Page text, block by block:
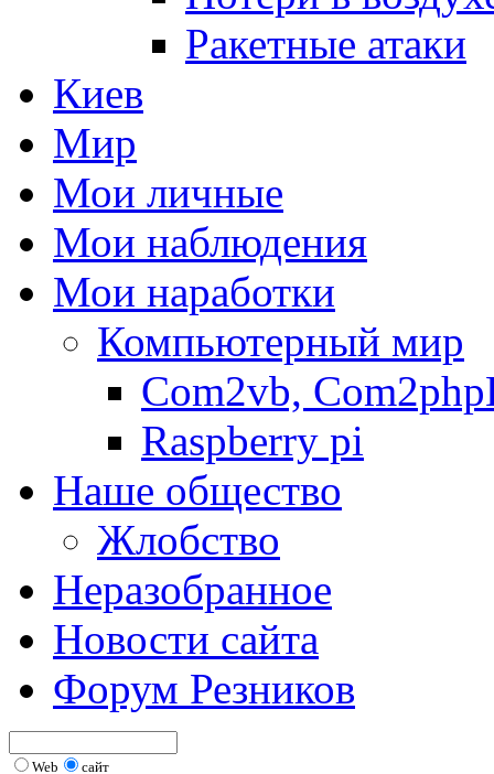
Ракетные атаки
Киев
Мир
Мои личные
Мои наблюдения
Мои наработки
Компьютерный мир
Com2vb,
Raspberry pi
Наше общество
Жлобство
Неразобранное
Новости сайта
Форум Резников
Web сайт